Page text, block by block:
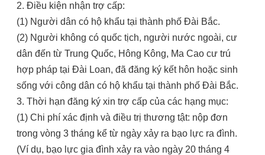
2. Điều kiện nhận trợ cấp:
(1) Người dân có hộ khẩu tại thành phố Đài Bắc.
(2) Người không có quốc tịch, người nước ngoài, cư
dân đến từ Trung Quốc, Hông Kông, Ma Cao cư trú
hợp pháp tại Đài Loan, đã đăng ký kết hôn hoặc sinh
sống với công dân có hộ khẩu tại thành phố Đài Bắc.
3. Thời hạn đăng ký xin trợ cấp của các hạng mục:
(1) Chi phí xác định và điều trị thương tật: nộp đơn
trong vòng 3 tháng kể từ ngày xảy ra bạo lực ra đình.
(Ví dụ, bạo lực gia đình xảy ra vào ngày 20 tháng 4